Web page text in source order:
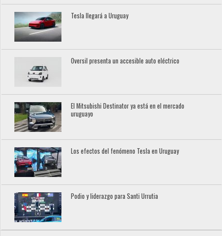
Tesla llegará a Uruguay
Oversil presenta un accesible auto eléctrico
El Mitsubishi Destinator ya está en el mercado
uruguayo
Los efectos del fenómeno Tesla en Uruguay
Podio y liderazgo para Santi Urrutia